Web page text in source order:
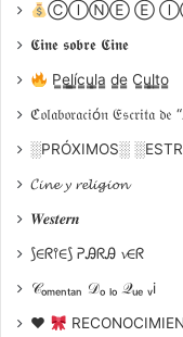
aporta
atraviesa toda la
El director también
trabajar con un
realizado
ⒸⒾⓃⒺ Ⓔ
𝕮𝖎𝖓𝖊 𝖘𝖔𝖇𝖗𝖊 𝕮𝖎𝖓𝖊
P̳e̳l̳í̳c̳u̳l̳a̳ d̳e̳ C̳u̳l̳t̳o̳
ℭ𝔬𝔩𝔞𝔟𝔬𝔯𝔞𝔠𝔦ó𝔫 𝔈𝔰𝔠𝔯𝔦𝔱𝔞
░PRÓXIMOS░
𝓒𝓲𝓷𝓮 𝔂 𝓻𝓮𝓵𝓲𝓰𝓲𝓸𝓷
𝑾𝒆𝒔𝒕𝒆𝒓𝒏
⟆∈ᖇ⫯∈⟆ ᕈᎯᖇᎯ 𝓿∈ᖇ
𝒞ₒₘₑₙₜₐₙ 𝒟ₒ ₗₒ 𝒬ᵤₑ ᵥi
♥